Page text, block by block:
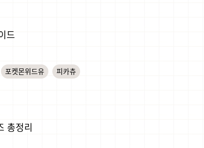
드
포켓몬위드유 피카츄
총정리